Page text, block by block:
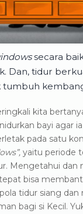
secara
Dan, tidur
tumbuh
kita
bayi agar
pada satu
yaitu periode
Mengetahui dan
bisa
tidur siang dan
bagi si Kecil.